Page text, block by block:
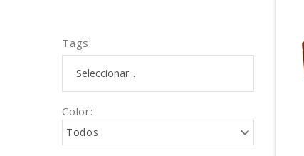
Tags:
Color:
Todos